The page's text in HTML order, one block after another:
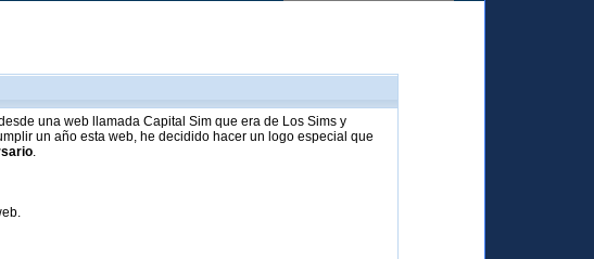
una web llamada Capital Sim que era de Los Sims y
un año esta web, he decidido hacer un logo especial que
.